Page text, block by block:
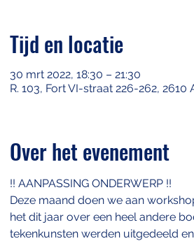
Tijd en locatie
30 mrt 2022, 18:30 – 21:30
R. 103, Fort VI-straat 226-262,
Over het evenement
!! AANPASSING ONDERWERP !!
Deze maand doen we aan
het dit jaar over een heel andere
tekenkunsten werden uitgedeeld